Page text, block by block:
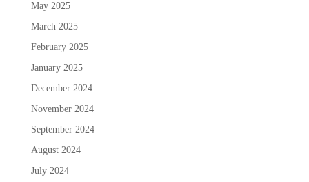
May 2025
March 2025
February 2025
January 2025
December 2024
November 2024
September 2024
August 2024
July 2024